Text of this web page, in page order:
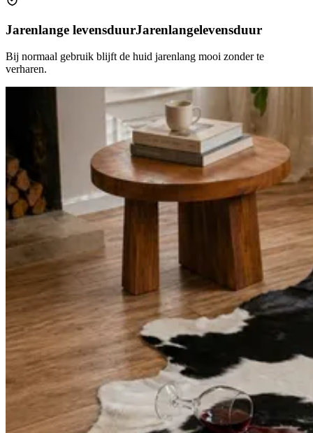
Jarenlange levensduurJarenlangelevensduur
Bij normaal gebruik blijft de huid jarenlang mooi zonder te
verharen.